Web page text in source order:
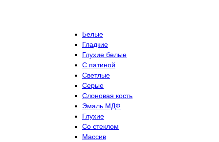
Белые
Гладкие
Глухие белые
С патиной
Светлые
Серые
Слоновая кость
Эмаль МДФ
Глухие
Со стеклом
Массив